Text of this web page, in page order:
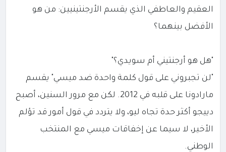
العقيم والعاطفي الذي يقسم الأرجنتينيين: من هو
الأفضل بينهما؟
"هل هو أرجنتيني أم سويدي؟"
"لن تجبروني على قول كلمة واحدة ضد ميسي" يقسم
مارادونا على قلبه في 2012. لكن مع مرور السنين، أصبح
دييجو أكثر حدة تجاه ليو، ولا يتردد في قول أمور قد تؤلم
الأخير، لا سيما عن إخفاقات ميسي مع المنتخب
الوطني.